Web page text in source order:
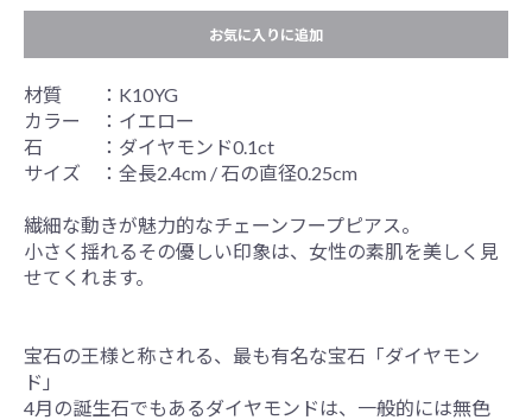
お気に入りに追加
材質 ：K10YG
カラー ：イエロー
石 ：ダイヤモンド0.1ct
サイズ ：全長2.4cm / 石の直径0.25cm
繊細な動きが魅力的なチェーンフープピアス。
小さく揺れるその優しい印象は、女性の素肌を美しく見
せてくれます。
宝石の王様と称される、最も有名な宝石「ダイヤモン
ド」
4月の誕生石でもあるダイヤモンドは、一般的には無色